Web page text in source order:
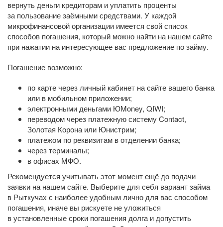
вернуть деньги кредиторам и уплатить проценты
за пользование заёмными средствами. У каждой
микрофинансовой организации имеется свой список
способов погашения, который можно найти на нашем сайте
при нажатии на интересующее вас предложение по займу.
Погашение возможно:
по карте через личный кабинет на сайте вашего банка
или в мобильном приложении;
электронными деньгами ЮMoney, QIWI;
переводом через платежную систему Contact,
Золотая Корона или Юнистрим;
платежом по реквизитам в отделении банка;
через терминалы;
в офисах МФО.
Рекомендуется учитывать этот момент ещё до подачи
заявки на нашем сайте. Выберите для себя вариант займа
в Рыткучах с наиболее удобным лично для вас способом
погашения, иначе вы рискуете не уложиться
в установленные сроки погашения долга и допустить